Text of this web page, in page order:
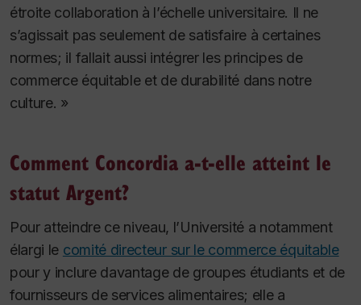
étroite collaboration à l’échelle universitaire. Il ne
s’agissait pas seulement de satisfaire à certaines
normes; il fallait aussi intégrer les principes de
commerce équitable et de durabilité dans notre
culture. »
Comment Concordia a-t-elle atteint le
statut Argent?
Pour atteindre ce niveau, l’Université a notamment
élargi le comité directeur sur le commerce équitable
pour y inclure davantage de groupes étudiants et de
fournisseurs de services alimentaires; elle a